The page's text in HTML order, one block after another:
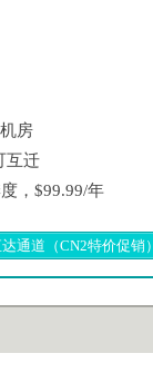
房
互迁
，$99.99/年
通道（CN2特价促销）